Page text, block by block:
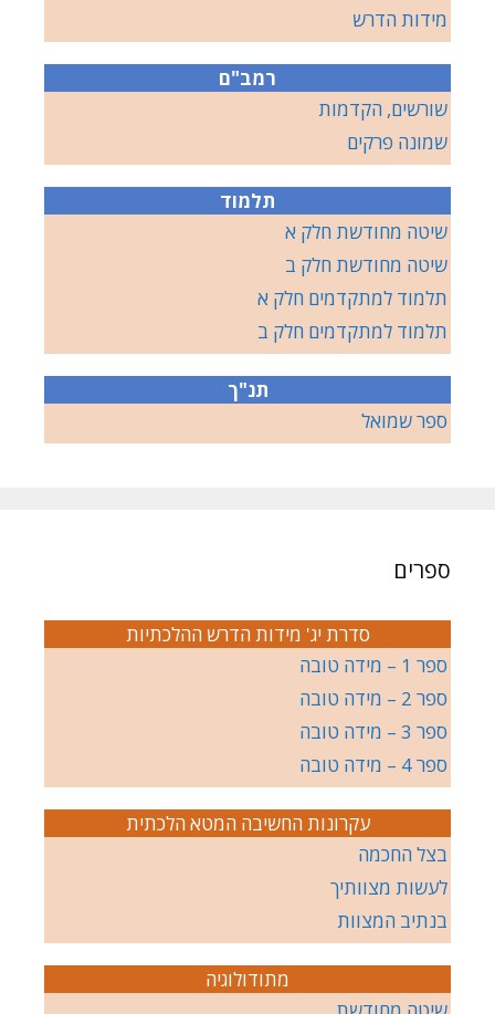
מידות הדרש
רמב"ם
שורשים, הקדמות
שמונה פרקים
תלמוד
שיטה מחודשת חלק א
שיטה מחודשת חלק ב
תלמוד למתקדמים חלק א
תלמוד למתקדמים חלק ב
תנ"ך
ספר שמואל
ספרים
סדרת יג' מידות הדרש ההלכתיות
ספר 1 – מידה טובה
ספר 2 – מידה טובה
ספר 3 – מידה טובה
ספר 4 – מידה טובה
עקרונות החשיבה המטא הלכתית
בצל החכמה
לעשות מצוותיך
בנתיב המצוות
מתודולוגיה